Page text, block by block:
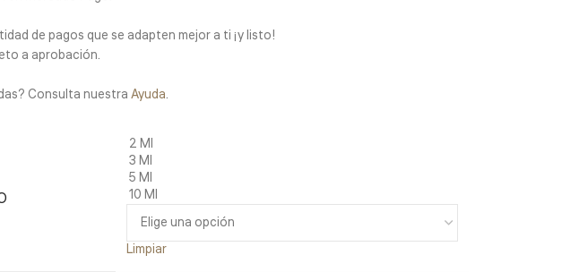
de pagos que se adapten mejor a ti ¡y listo!
a aprobación.
Consulta nuestra Ayuda.
2 Ml
3 Ml
5 Ml
10 Ml
Limpiar